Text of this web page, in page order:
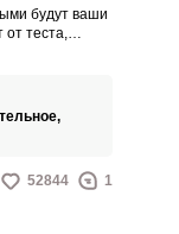
будут ваши
от теста,
воде.
52844 1